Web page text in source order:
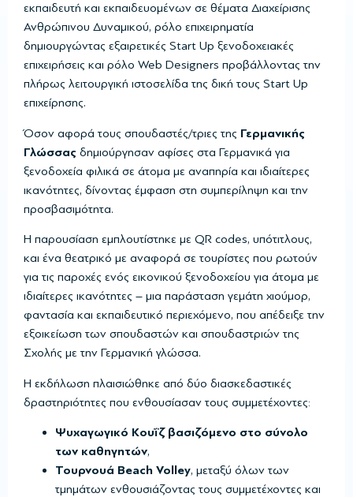
εκπαιδευτή και εκπαιδευομένων σε θέματα Διαχείρισης
Ανθρώπινου Δυναμικού, ρόλο επιχειρηματία
δημιουργώντας εξαιρετικές Start Up ξενοδοχειακές
επιχειρήσεις και ρόλο Web Designers προβάλλοντας την
πλήρως λειτουργική ιστοσελίδα της δική τους Start Up
επιχείρησης.
Όσον αφορά τους σπουδαστές/τριες της Γερμανικής
Γλώσσας δημιούργησαν αφίσες στα Γερμανικά για
ξενοδοχεία φιλικά σε άτομα με αναπηρία και ιδιαίτερες
ικανότητες, δίνοντας έμφαση στη συμπερίληψη και την
προσβασιμότητα.
Η παρουσίαση εμπλουτίστηκε με QR codes, υπότιτλους,
και ένα θεατρικό με αναφορά σε τουρίστες που ρωτούν
για τις παροχές ενός εικονικού ξενοδοχείου για άτομα με
ιδιαίτερες ικανότητες – μια παράσταση γεμάτη χιούμορ,
φαντασία και εκπαιδευτικό περιεχόμενο, που απέδειξε την
εξοικείωση των σπουδαστών και σπουδαστριών της
Σχολής με την Γερμανική γλώσσα.
Η εκδήλωση πλαισιώθηκε από δύο διασκεδαστικές
δραστηριότητες που ενθουσίασαν τους συμμετέχοντες:
Ψυχαγωγικό Κουΐζ βασιζόμενο στο σύνολο
των καθηγητών,
Τουρνουά Beach Volley, μεταξύ όλων των
τμημάτων ενθουσιάζοντας τους συμμετέχοντες και